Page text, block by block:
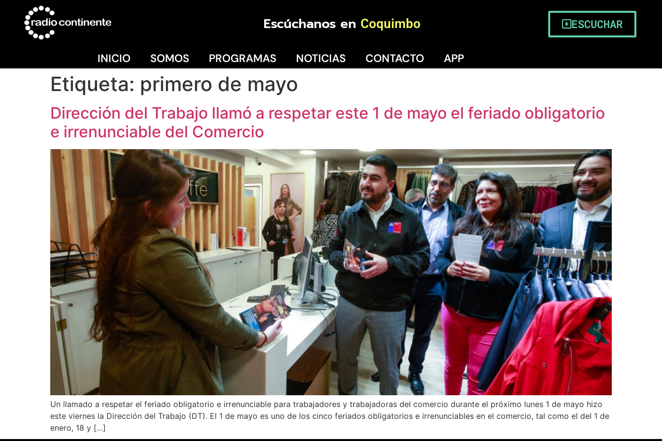
Escúchanos en Coquimbo ESCUCHAR
INICIO SOMOS PROGRAMAS NOTICIAS CONTACTO APP
Etiqueta: primero de mayo
Dirección del Trabajo llamó a respetar este 1 de mayo el feriado obligatorio
e irrenunciable del Comercio
Un llamado a respetar el feriado obligatorio e irrenunciable para trabajadores y trabajadoras del comercio durante el próximo lunes 1 de mayo hizo
este viernes la Dirección del Trabajo (DT). El 1 de mayo es uno de los cinco feriados obligatorios e irrenunciables en el comercio, tal como el del 1 de
enero, 18 y […]